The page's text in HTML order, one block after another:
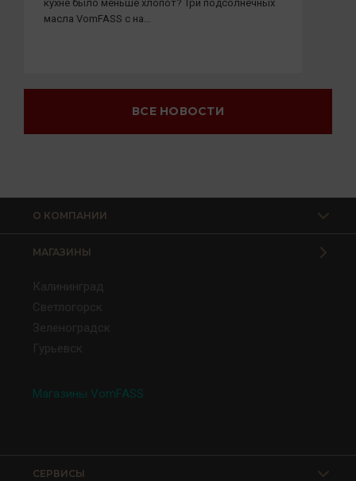
кухне было меньше хлопот? Три подсолнечных
масла VomFASS с на...
ВСЕ НОВОСТИ
О КОМПАНИИ
МАГАЗИНЫ
Калининград
Светлогорск
Зеленоградск
Гурьевск
Магазины VomFASS
СЕРВИСЫ